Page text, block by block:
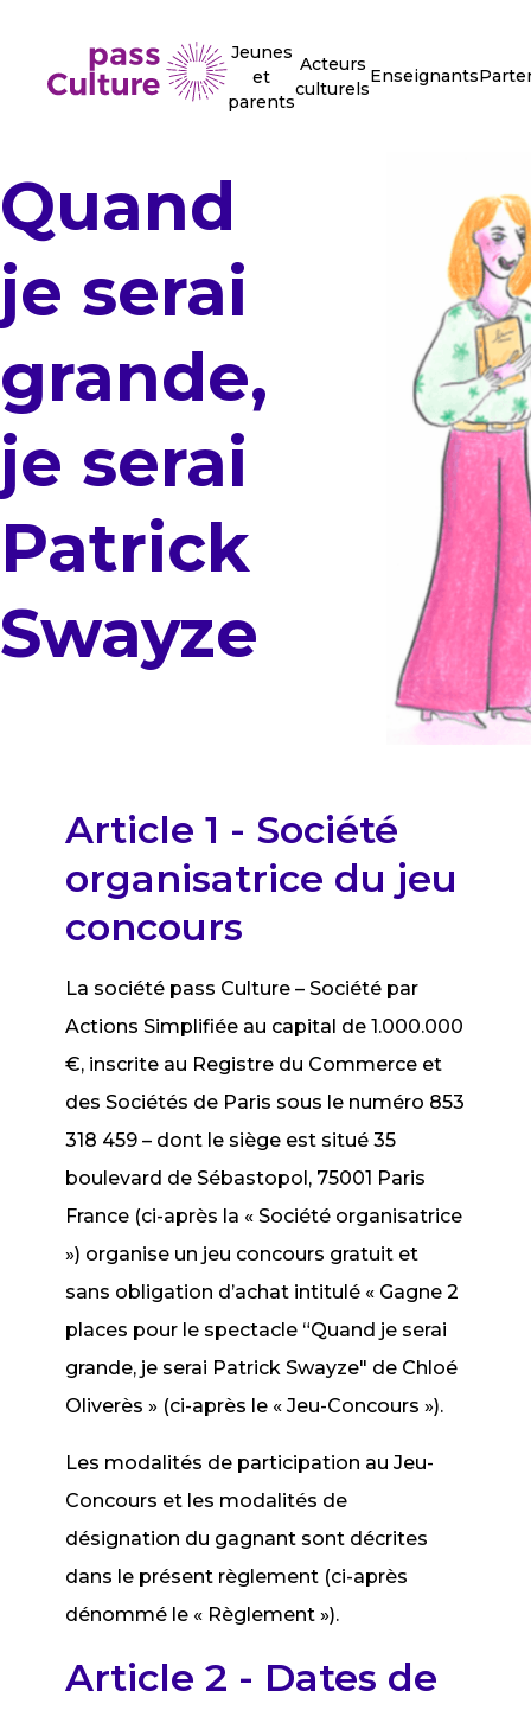
Jeunes
et
parents
Acteurs
culturels
Enseignants
Quand
je serai
grande,
je serai
Patrick
Swayze
Article 1 - Société
organisatrice du jeu
concours
La société pass Culture – Société par
Actions Simplifiée au capital de 1.000.000
€, inscrite au Registre du Commerce et
des Sociétés de Paris sous le numéro 853
318 459 – dont le siège est situé 35
boulevard de Sébastopol, 75001 Paris
France (ci-après la « Société organisatrice
») organise un jeu concours gratuit et
sans obligation d’achat intitulé « Gagne 2
places pour le spectacle “Quand je serai
grande, je serai Patrick Swayze" de Chloé
Oliverès » (ci-après le « Jeu-Concours »).
Les modalités de participation au Jeu-
Concours et les modalités de
désignation du gagnant sont décrites
dans le présent règlement (ci-après
dénommé le « Règlement »).
Article 2 - Dates de